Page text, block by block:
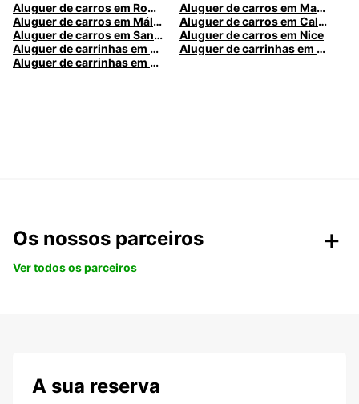
Aluguer de carros em Roma
Aluguer de carros em Madrid
Aluguer de carros em Málaga
Aluguer de carros em Caldas da Rainha
Aluguer de carros em Santa Maria da Feira
Aluguer de carros em Nice
Aluguer de carrinhas em Nice
Aluguer de carrinhas em Santa Maria da Feira
Aluguer de carrinhas em Caldas da Rainha
Os nossos parceiros
Ver todos os parceiros
A sua reserva